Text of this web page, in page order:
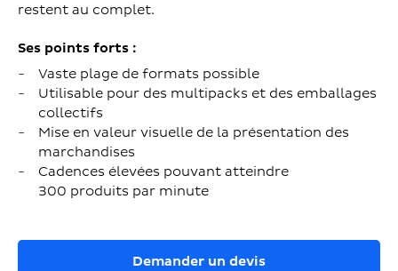
restent au complet.
Ses points forts :
Vaste plage de formats possible
Utilisable pour des multipacks et des emballages
collectifs
Mise en valeur visuelle de la présentation des
marchandises
Cadences élevées pouvant atteindre
300 produits par minute
Demander un devis